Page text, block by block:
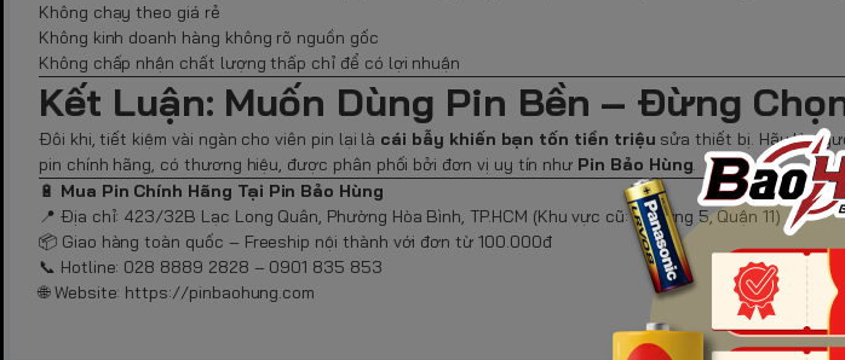
Không chạy theo giá rẻ
Không kinh doanh hàng không rõ nguồn gốc
Không chấp nhận chất lượng thấp chỉ để có lợi nhuận
Kết Luận: Muốn Dùng Pin Bền – Đừng
Đôi khi, tiết kiệm vài ngàn cho viên pin lại là cái bẫy khiến bạn tốn tiền triệu sửa thiết bị. Hãy là
pin chính hãng, có thương hiệu, được phân phối bởi đơn vị uy tín như Pin Bảo Hùng.
🔋 Mua Pin Chính Hãng Tại Pin Bảo Hùng
📍 Địa chỉ: 423/32B Lạc Long Quân, Phường Hòa Bình, TP.HCM (Khu vực cũ: Phường 5, Quận 11)
📦 Giao hàng toàn quốc – Freeship nội thành với đơn từ 100.000đ
📞 Hotline: 028 8889 2828 – 0901 835 853
🌐 Website: https://pinbaohung.com